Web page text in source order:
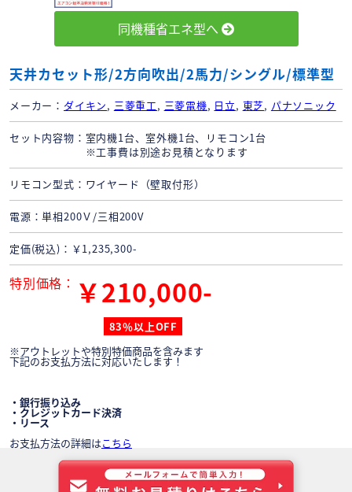
天井カセット形/2方向吹出/2馬力/シングル/標準型
メーカー ダイキン, 三菱重工, 三菱電機, 日立, 東芝, パナソニック
セット内容物
室内機1台、室外機1台、リモコン1台
※工事費は別途お見積となります
リモコン型式 ワイヤード（壁取付形）
電源 単相200Ｖ/三相200V
定価(税込) ￥1,235,300-
特別価格 ￥210,000-
83％以上OFF
※アウトレットや特別特価商品を含みます
下記のお支払方法に対応いたします！
・銀行振り込み
・クレジットカード決済
・リース
お支払方法の詳細はこちら
同機種省エネ型へ